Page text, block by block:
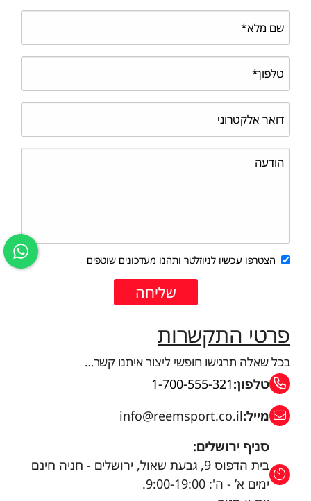
הצטרפו עכשיו לניוזלטר ותהנו מעדכונים שוטפים
פרטי התקשרות
בכל שאלה תרגישו חופשי ליצור איתנו קשר…
טלפון:1-700-555-321
מייל:info@reemsport.co.il
סניף ירושלים:
בית הדפוס 9, גבעת שאול, ירושלים - חניה חינם
ימים א’ - ה': 9:00-19:00.